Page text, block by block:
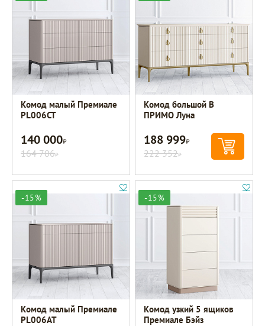
Комод малый Премиале
PL006CT
140 000Р
164 706Р
Комод большой B
ПРИМО Луна
188 999Р
222 352Р
-15%
Комод малый Премиале
PL006AT
-15%
Комод узкий 5 ящиков
Премиале Бэйз